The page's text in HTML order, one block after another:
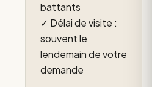
battants
✓ Délai de visite :
souvent le
lendemain de votre
demande